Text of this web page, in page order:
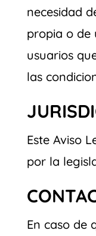
necesidad
propia o de
usuarios
las
Este Aviso
por la
En caso de